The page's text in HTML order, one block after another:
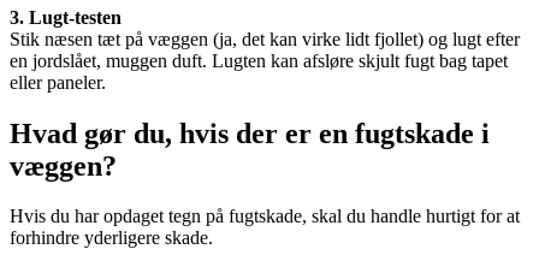
3. Lugt-testen
Stik næsen tæt på væggen (ja, det kan virke lidt fjollet) og lugt efter
en jordslået, muggen duft. Lugten kan afsløre skjult fugt bag tapet
eller paneler.
Hvad gør du, hvis der er en fugtskade i
væggen?
Hvis du har opdaget tegn på fugtskade, skal du handle hurtigt for at
forhindre yderligere skade.